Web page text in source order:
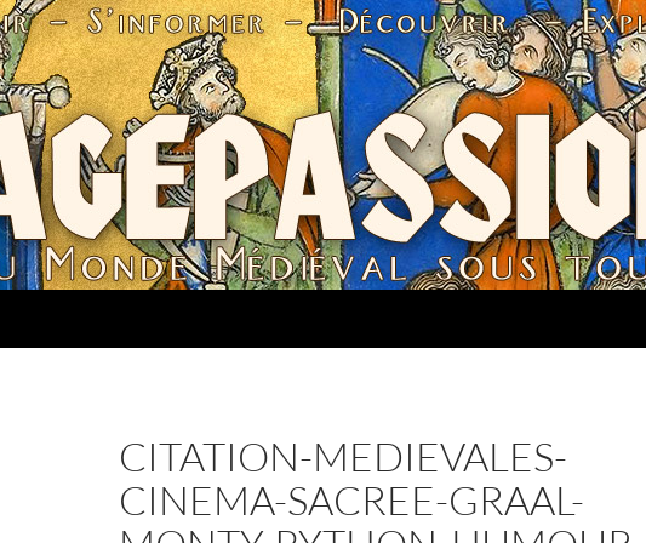
CITATION-MEDIEVALES-
CINEMA-SACREE-GRAAL-